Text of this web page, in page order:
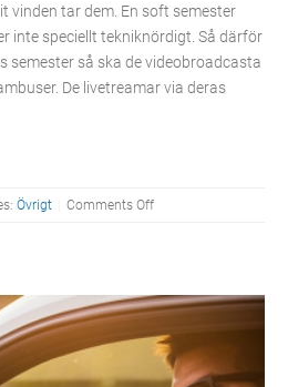
vinden tar dem. En soft semester
inte speciellt tekniknördigt. Så därför
semester så ska de videobroadcasta
De livetreamar via deras
Övrigt Comments Offon
och
sänder
live!